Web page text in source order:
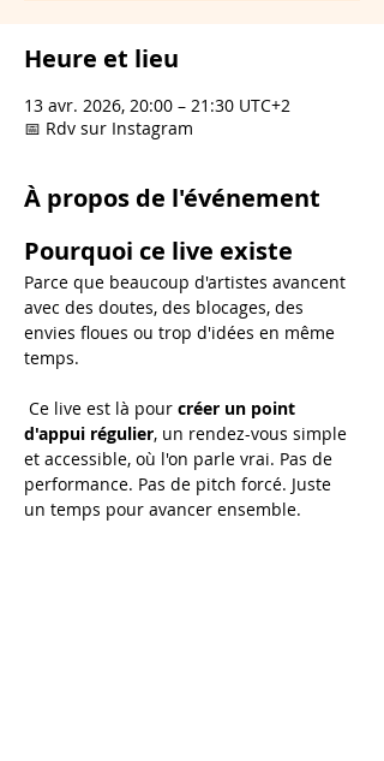
Heure et lieu
13 avr. 2026, 20:00 – 21:30 UTC+2
📅 Rdv sur Instagram
À propos de l'événement
Pourquoi ce live existe
Parce que beaucoup d'artistes avancent
avec des doutes, des blocages, des
envies floues ou trop d'idées en même
temps.
Ce live est là pour créer un point
d'appui régulier, un rendez-vous simple
et accessible, où l'on parle vrai. Pas de
performance. Pas de pitch forcé. Juste
un temps pour avancer ensemble.